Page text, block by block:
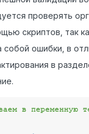
проверять
скриптов, так
собой ошибки, в
в
в переменную